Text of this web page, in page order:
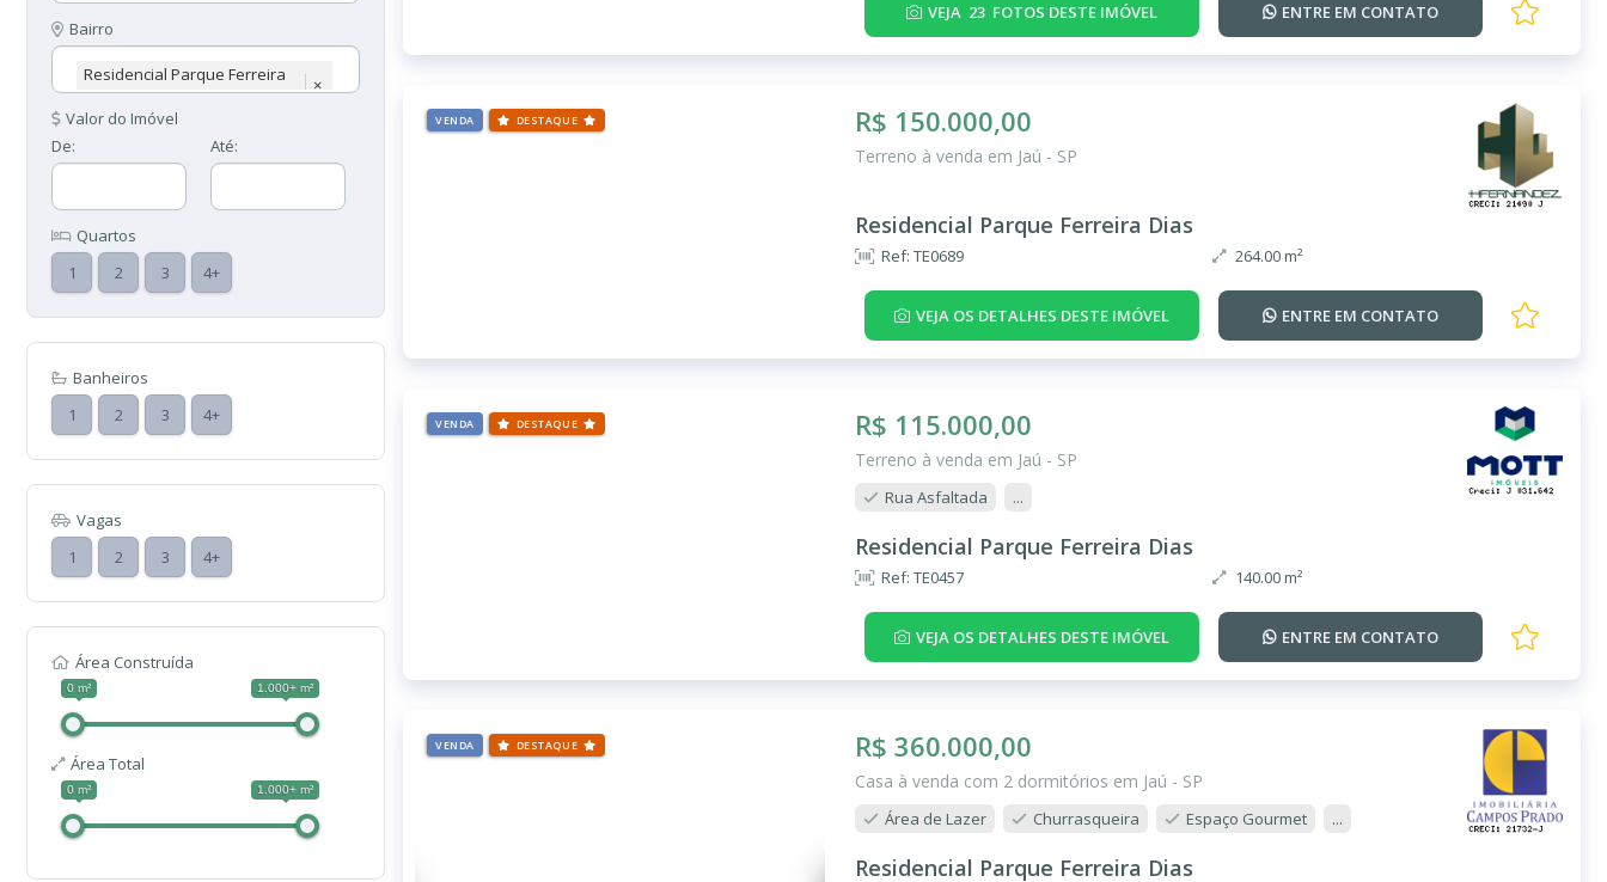
Bairro
Residencial Parque Ferreira
Dias
×
Valor do Imóvel
De:
Até:
Quartos
1
2 3 4+
Banheiros
1
2 3 4+
Vagas
1
2 3 4+
Área Construída
0 m² 1.000+ m²
Área Total
0 m² 1.000+ m²
VEJA 23 FOTOS DESTE IMÓVEL ENTRE EM CONTATO
VENDA DESTAQUE R$ 150.000,00
Terreno à venda em Jaú - SP
Residencial Parque Ferreira Dias
Ref: TE0689 264.00 m²
VEJA OS DETALHES DESTE IMÓVEL ENTRE EM CONTATO
VENDA DESTAQUE R$ 115.000,00
Terreno à venda em Jaú - SP
Rua Asfaltada ...
Residencial Parque Ferreira Dias
Ref: TE0457 140.00 m²
VEJA OS DETALHES DESTE IMÓVEL ENTRE EM CONTATO
VENDA DESTAQUE R$ 360.000,00
Casa à venda com 2 dormitórios em Jaú - SP
Área de Lazer Churrasqueira Espaço Gourmet ...
Residencial Parque Ferreira Dias